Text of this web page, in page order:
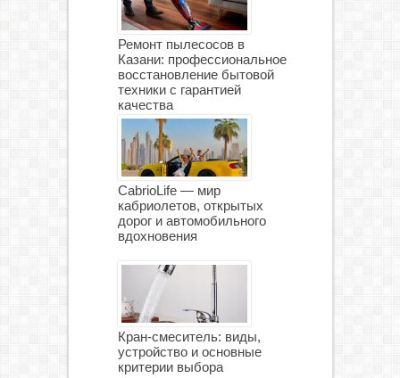
Ремонт пылесосов в
Казани: профессиональное
восстановление бытовой
техники с гарантией
качества
CabrioLife — мир
кабриолетов, открытых
дорог и автомобильного
вдохновения
Кран-смеситель: виды,
устройство и основные
критерии выбора